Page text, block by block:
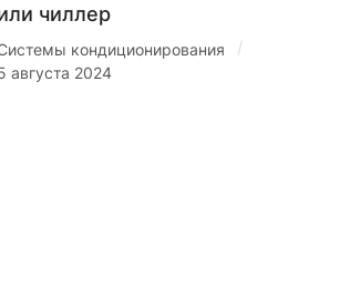
чиллер
кондиционирования /
августа 2024